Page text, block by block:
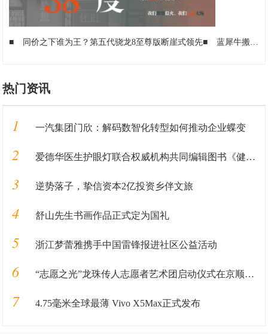
■ 同价之下谁为王？第五代骁龙8至尊版断崖式领先■ 蓝犀牛搬家入选朝阳区第四届“凤鸣计划”，荣获高成长企业称号
热门资讯
1 一汽集团门欣：解码数智化转型如何推动企业蝶变
2 爱德华医生护眼灯联合权威机构共同编辑图书《健康用光100问》即将发售
3 逆势落子，挚信资本2亿投资乡伴文旅
4 舒山先生书画作品正式定为国礼
5 浙江梦蕾雅携手中国雷锋报进社区公益活动
6 “志愿之光”龙珠传人志愿者艺术团启动仪式在京顺利启动
7 4.75毫米全球最薄 Vivo X5Max正式发布